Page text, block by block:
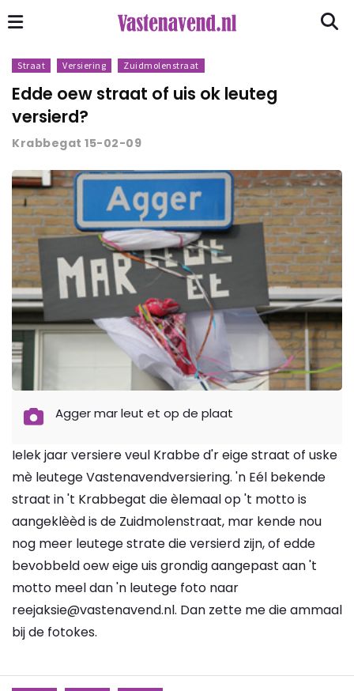
Straat Versiering Zuidmolenstraat
Edde oew straat of uis ok leuteg
versierd?
Krabbegat 15-02-09
Agger mar leut et op de plaat
Ielek jaar versiere veul Krabbe d'r eige straat of uske
mè leutege Vastenavendversiering. 'n Eél bekende
straat in 't Krabbegat die èlemaal op 't motto is
aangeklèèd is de Zuidmolenstraat, mar kende nou
nog meer leutege strate die versierd zijn, of edde
bevobbeld oew eige uis grondig aangepast aan 't
motto meel dan 'n leutege foto naar
reejaksie@vastenavend.nl. Dan zette me die ammaal
bij de fotokes.